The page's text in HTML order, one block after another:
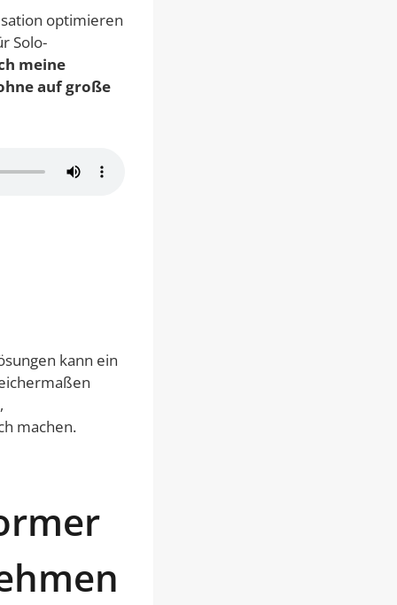
optimieren
Solo-
meine
auf große
kann ein
machen.